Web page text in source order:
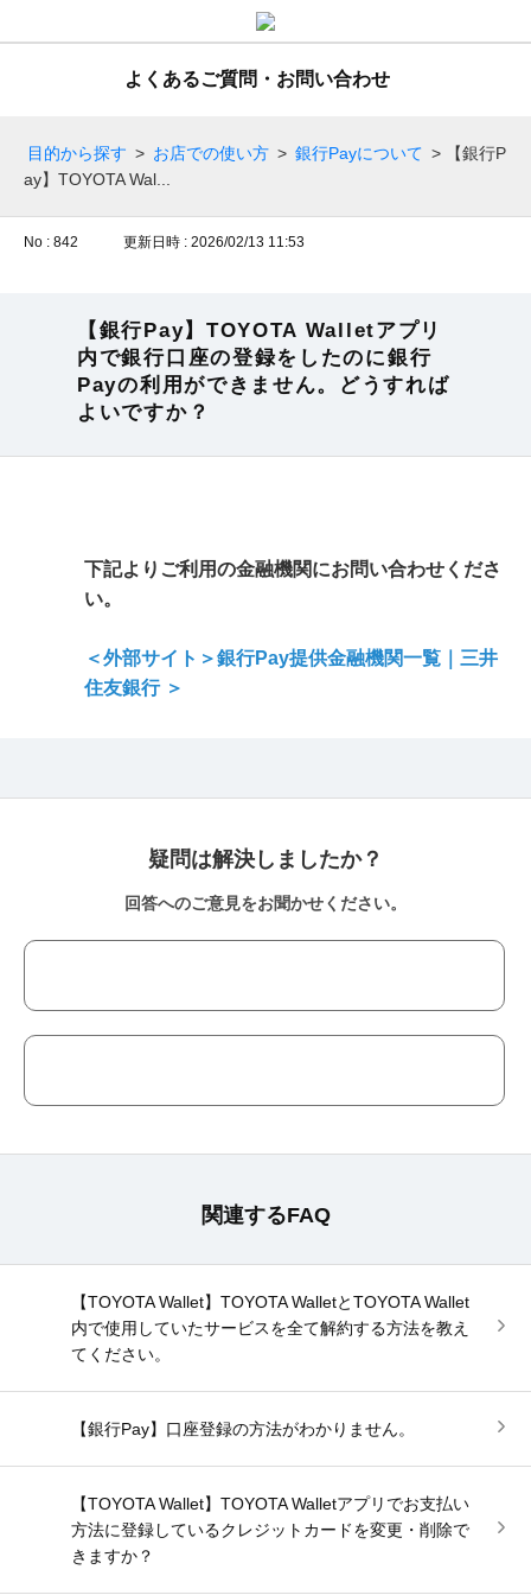
よくあるご質問・お問い合わせ
目的から探す > お店での使い方 > 銀行Payについて >
【銀行P
ay】TOYOTA Wal...
No : 842 更新日時 : 2026/02/13 11:53
【銀行Pay】TOYOTA Walletアプリ
内で銀行口座の登録をしたのに銀行
Payの利用ができません。どうすれば
よいですか？
下記よりご利用の金融機関にお問い合わせくださ
い。
＜外部サイト＞銀行Pay提供金融機関一覧｜三井
住友銀行 ＞
疑問は解決しましたか？
回答へのご意見をお聞かせください。
関連するFAQ
【TOYOTA Wallet】TOYOTA WalletとTOYOTA Wallet
内で使用していたサービスを全て解約する方法を教え
てください。
【銀行Pay】口座登録の方法がわかりません。
【TOYOTA Wallet】TOYOTA Walletアプリでお支払い
方法に登録しているクレジットカードを変更・削除で
きますか？